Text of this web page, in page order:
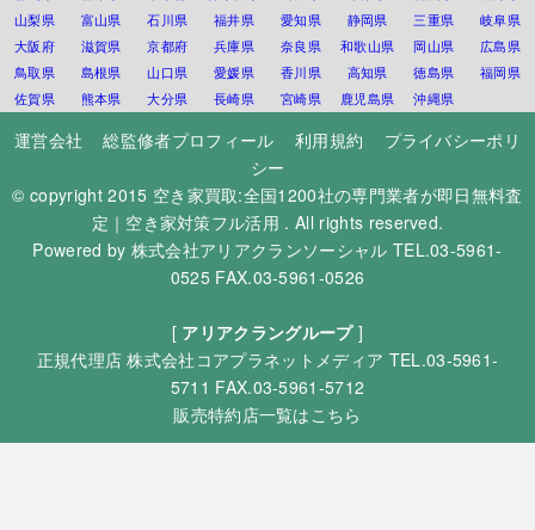
山梨県
富山県 石川県 福井県 愛知県 静岡県 三重県
岐阜県
大阪府
滋賀県 京都府 兵庫県 奈良県 和歌山県 岡山県
広島県
鳥取県
島根県 山口県 愛媛県 香川県 高知県 徳島県
福岡県
佐賀県
熊本県 大分県 長崎県 宮崎県 鹿児島県 沖縄県
運営会社 総監修者プロフィール 利用規約
プライバシーポリ
シー
© copyright 2015 空き家買取:全国1200社の専門業者が即日無料査
定｜空き家対策フル活用 . All rights reserved.
Powered by 株式会社アリアクランソーシャル TEL.03-5961-
0525 FAX.03-5961-0526
[ アリアクラングループ]
正規代理店株式会社コアプラネットメディア TEL.03-5961-
5711 FAX.03-5961-5712
販売特約店一覧はこちら